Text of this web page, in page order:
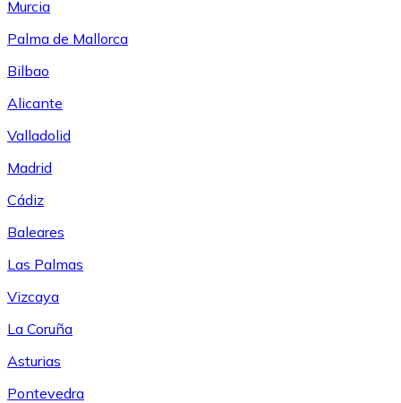
Murcia
Palma de Mallorca
Bilbao
Alicante
Valladolid
Madrid
Cádiz
Baleares
Las Palmas
Vizcaya
La Coruña
Asturias
Pontevedra